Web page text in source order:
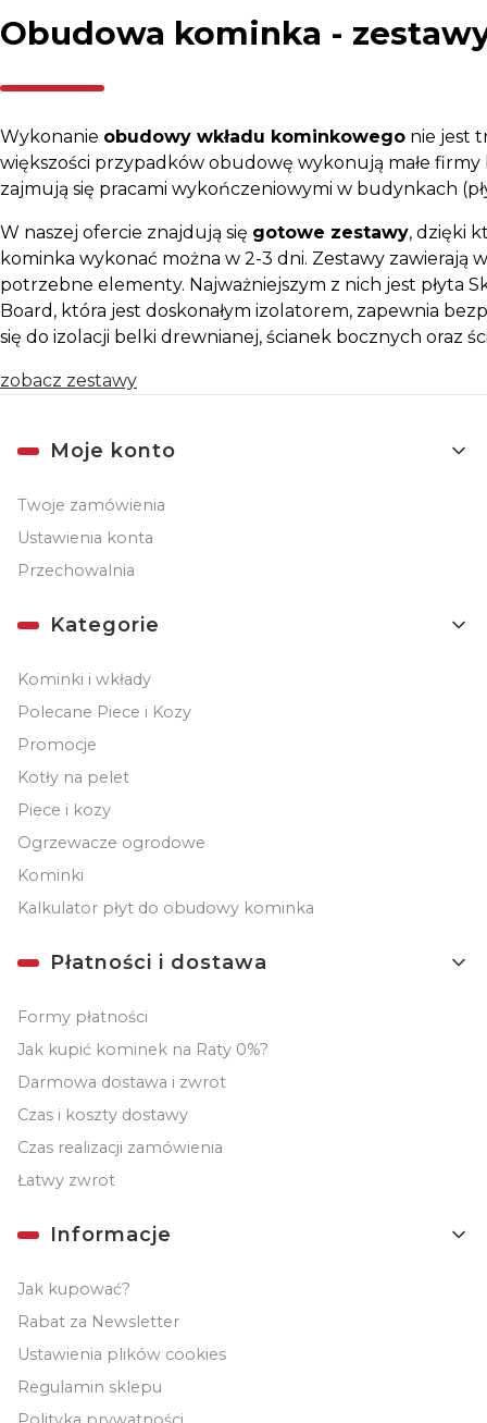
Obudowa kominka -
Wykonanie obudowy wkładu kominkowego nie jest
większości przypadków obudowę wykonują małe
zajmują się pracami wykończeniowymi w budynkach
W naszej ofercie znajdują się gotowe zestawy, dzięki
kominka wykonać można w 2-3 dni. Zestawy zawierają
potrzebne elementy. Najważniejszym z nich jest płyta
Board, która jest doskonałym izolatorem, zapewnia
się do izolacji belki drewnianej, ścianek bocznych oraz
zobacz zestawy
Linki w stopce
Moje konto
Twoje zamówienia
Ustawienia konta
Przechowalnia
Kategorie
Kominki i wkłady
Polecane Piece i Kozy
Promocje
Kotły na pelet
Piece i kozy
Ogrzewacze ogrodowe
Kominki
Kalkulator płyt do obudowy kominka
Płatności i dostawa
Formy płatności
Jak kupić kominek na Raty 0%?
Darmowa dostawa i zwrot
Czas i koszty dostawy
Czas realizacji zamówienia
Łatwy zwrot
Informacje
Jak kupować?
Rabat za Newsletter
Ustawienia plików cookies
Regulamin sklepu